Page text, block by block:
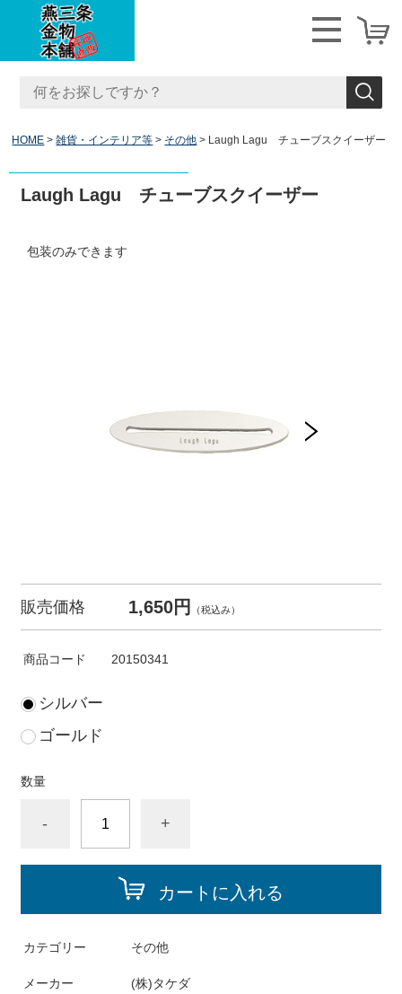
HOME 雑貨・インテリア等 その他 Laugh Lagu チューブスクイーザー
Laugh Lagu チューブスクイーザー
包装のみできます
販売価格 1,650円 （税込み）
商品コード 20150341
シルバー
ゴールド
数量
- +
カートに入れる
カテゴリー その他
メーカー (株)タケダ